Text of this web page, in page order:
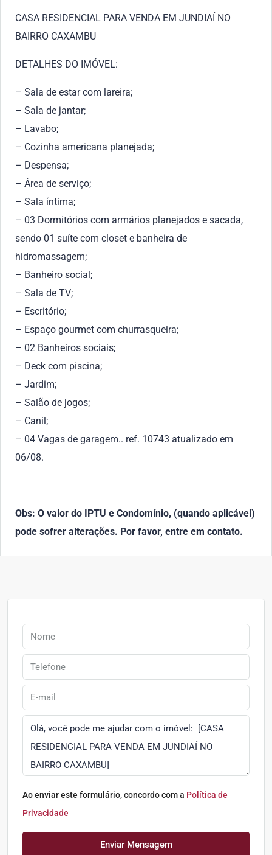
CASA RESIDENCIAL PARA VENDA EM JUNDIAÍ NO
BAIRRO CAXAMBU
DETALHES DO IMÓVEL:
– Sala de estar com lareira;
– Sala de jantar;
– Lavabo;
– Cozinha americana planejada;
– Despensa;
– Área de serviço;
– Sala íntima;
– 03 Dormitórios com armários planejados e sacada,
sendo 01 suíte com closet e banheira de
hidromassagem;
– Banheiro social;
– Sala de TV;
– Escritório;
– Espaço gourmet com churrasqueira;
– 02 Banheiros sociais;
– Deck com piscina;
– Jardim;
– Salão de jogos;
– Canil;
– 04 Vagas de garagem.. ref. 10743 atualizado em
06/08.
Obs: O valor do IPTU e Condomínio, (quando aplicável)
pode sofrer alterações. Por favor, entre em contato.
Ao enviar este formulário, concordo com a Política de
Privacidade
Enviar Mensagem